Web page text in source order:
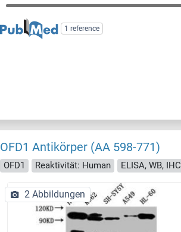
1 reference
OFD1 Antikörper (AA 598-771)
OFD1 Reaktivität: Human ELISA, WB, IHC
2 Abbildungen